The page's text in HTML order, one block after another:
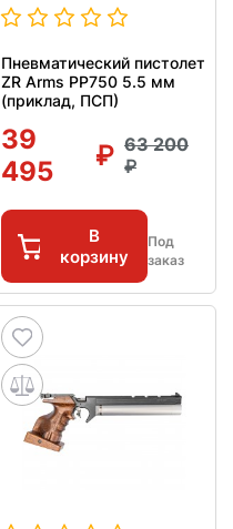
Пневматический пистолет
ZR Arms PP750 5.5 мм
(приклад, ПСП)
39
495
63 200
В
корзину
Под
заказ